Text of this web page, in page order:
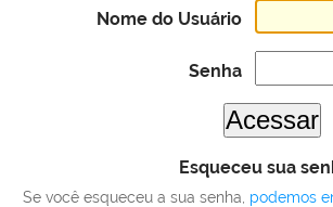
Nome do Usuário
Senha
Esqueceu sua
Se você esqueceu a sua senha, podemos